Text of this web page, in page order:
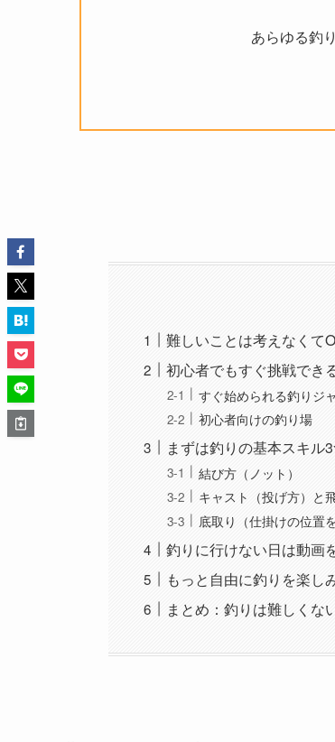
あらゆる釣
難しいことは考えなくて
初心者でもすぐ挑戦でき
すぐ始められる釣りジ
初心者向けの釣り場
まずは釣りの基本スキル
結び方（ノット）
キャスト（投げ方）と
底取り（仕掛けの位置
釣りに行けない日は動画
もっと自由に釣りを楽し
まとめ：釣りは難しくな